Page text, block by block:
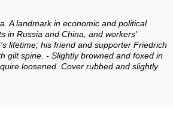
A landmark in economic and political
in Russia and China, and workers'
lifetime; his friend and supporter Friedrich
gilt spine. - Slightly browned and foxed in
loosened. Cover rubbed and slightly